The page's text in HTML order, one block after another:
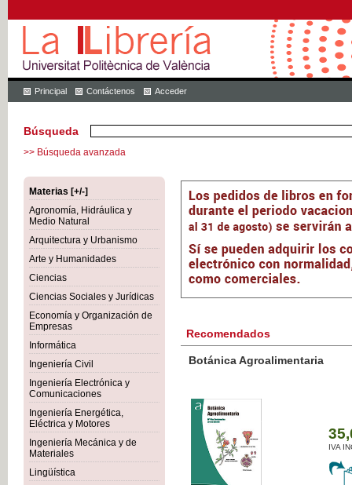
Principal Contáctenos Acceder
Búsqueda
>> Búsqueda avanzada
Materias [+/-]
Agronomía, Hidráulica y
Medio Natural
Arquitectura y Urbanismo
Arte y Humanidades
Ciencias
Ciencias Sociales y Jurídicas
Economía y Organización de
Empresas
Informática
Ingeniería Civil
Ingeniería Electrónica y
Comunicaciones
Ingeniería Energética,
Eléctrica y Motores
Ingeniería Mecánica y de
Materiales
Lingüística
Recomendados
Botánica Agroalimentaria
IVA